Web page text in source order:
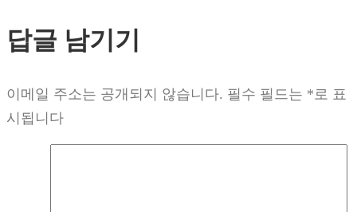
답글 남기기
이메일 주소는 공개되지 않습니다. 필수 필드는 * 로 표
시됩니다